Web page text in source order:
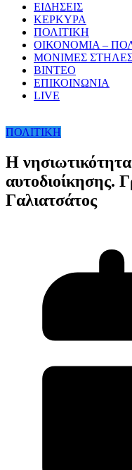
ΕΙΔΗΣΕΙΣ
ΚΕΡΚΥΡΑ
ΠΟΛΙΤΙΚΗ
ΟΙΚΟΝΟΜΙΑ –
ΜΟΝΙΜΕΣ
ΒΙΝΤΕΟ
ΕΠΙΚΟΙΝΩΝΙΑ
LIVE
ΠΟΛΙΤΙΚΗ
Η
αυτοδιοίκησης.
Γαλιατσάτος